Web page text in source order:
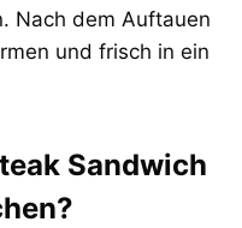
Nach dem Auftauen
und frisch in ein
Sandwich